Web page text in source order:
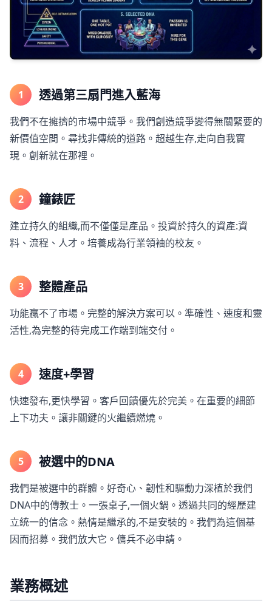
1 透過第三扇門進入藍海
我們不在擁擠的市場中競爭。我們創造競爭變得無關緊要的
新價值空間。尋找非傳統的道路。超越生存,走向自我實
現。創新就在那裡。
2 鐘錶匠
建立持久的組織,而不僅僅是產品。投資於持久的資產:資
料、流程、人才。培養成為行業領袖的校友。
3 整體產品
功能贏不了市場。完整的解決方案可以。準確性、速度和靈
活性,為完整的待完成工作端到端交付。
4 速度+學習
快速發布,更快學習。客戶回饋優先於完美。在重要的細節
上下功夫。讓非關鍵的火繼續燃燒。
5 被選中的DNA
我們是被選中的群體。好奇心、韌性和驅動力深植於我們
DNA中的傳教士。一張桌子,一個火鍋。透過共同的經歷建
立統一的信念。熱情是繼承的,不是安裝的。我們為這個基
因而招募。我們放大它。傭兵不必申請。
業務概述